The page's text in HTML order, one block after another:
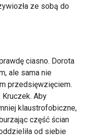
ze sobą do
ciasno. Dorota
ale sama nie
przedsięwzięciem.
Aby
klaustrofobiczne,
część ścian
od siebie